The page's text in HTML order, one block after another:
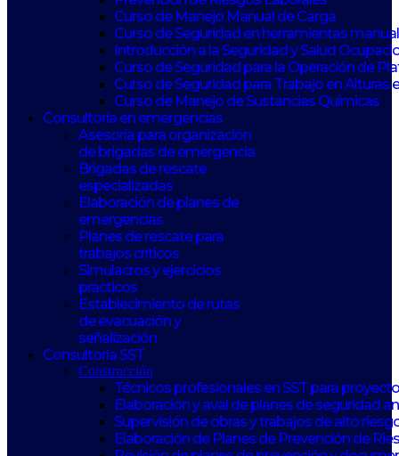
Curso de Manejo Manual de Carga
Curso de Seguridad en herramientas
Introducción a la Seguridad y Salud
Curso de Seguridad para la Operación de
Curso de Seguridad para Trabajo en Alturas
Curso de Manejo de Sustancias Químicas
Consultoría en emergencias
Asesoría para organización
de brigadas de emergencia
Brigadas de rescate
especializadas
Elaboración de planes de
emergencias
Planes de rescate para
trabajos críticos
Simulacros y ejercicios
prácticos
Establecimiento de rutas
de evacuación y
señalización
Consultoría SST
Construcción
Técnicos profesionales en SST para
Elaboración y aval de planes de seguridad
Supervisión de obras y trabajos de alto
Elaboración de Planes de Prevención de